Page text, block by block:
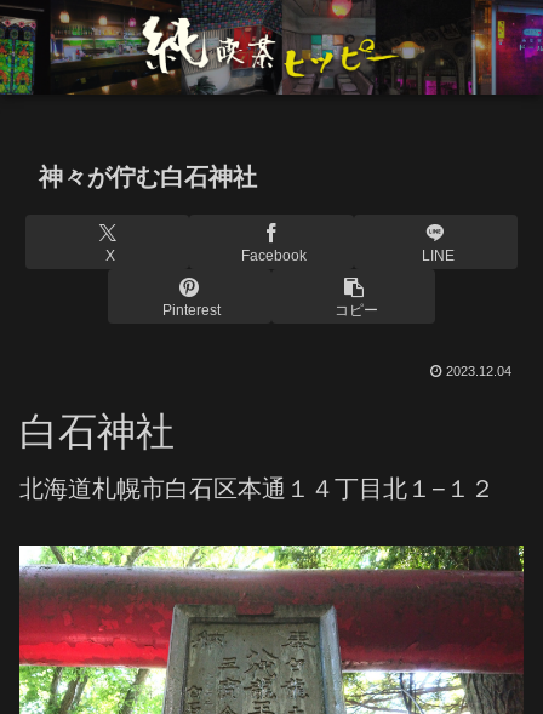
神々が佇む白石神社
X Facebook LINE
Pinterest コピー
2023.12.04
白石神社
北海道札幌市白石区本通１４丁目北１−１２